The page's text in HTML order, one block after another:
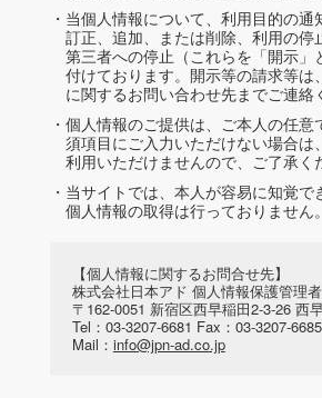
・当個人情報について、利用目的の
訂正、追加、または削除、利用の停
第三者への停止（これらを「開示」
付けております。開示等の請求等は
に関するお問い合わせ先までご連絡
・個人情報のご提供は、ご本人の任
須項目にご入力いただけない場合は
利用いただけませんので、ご了承く
・当サイトでは、本人が容易に知覚で
個人情報の取得は行っておりません。
【個人情報に関するお問合せ先】
株式会社日本アド 個人情報保護管理
〒162-0051 新宿区西早稲田2-3-26 西
Tel：03-3207-6681 Fax：03-3207-6685
Mail： info@jpn-ad.co.jp